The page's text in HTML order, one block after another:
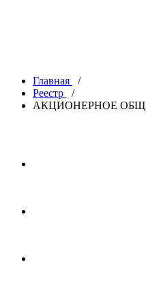
Главная
/
Реестр
/
АКЦИОНЕРНОЕ